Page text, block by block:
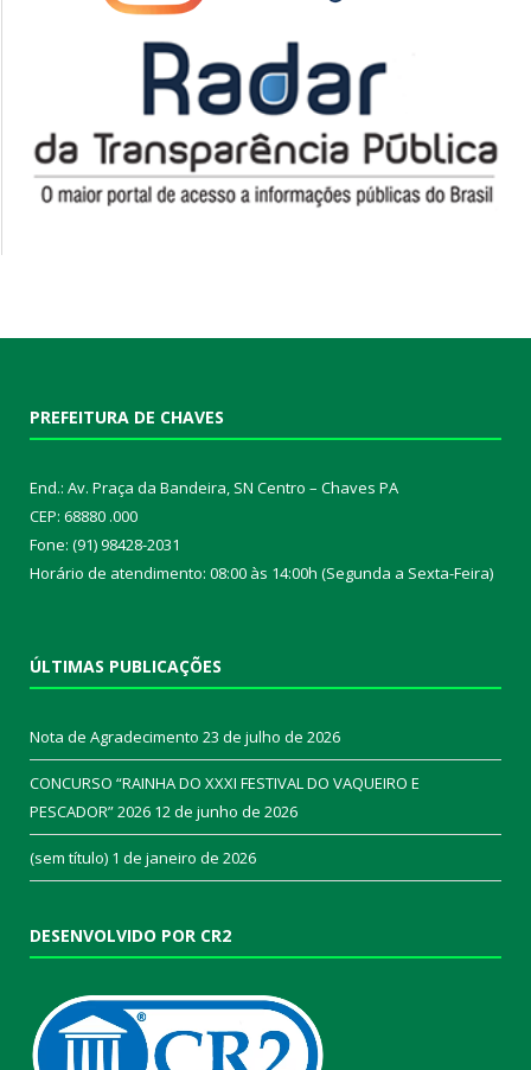
PREFEITURA DE CHAVES
End.: Av. Praça da Bandeira, SN Centro – Chaves PA
CEP: 68880 .000
Fone: (91) 98428-2031
Horário de atendimento: 08:00 às 14:00h (Segunda a Sexta-Feira)
ÚLTIMAS PUBLICAÇÕES
Nota de Agradecimento 23 de julho de 2026
CONCURSO “RAINHA DO XXXI FESTIVAL DO VAQUEIRO E
PESCADOR” 2026 12 de junho de 2026
(sem título) 1 de janeiro de 2026
DESENVOLVIDO POR CR2